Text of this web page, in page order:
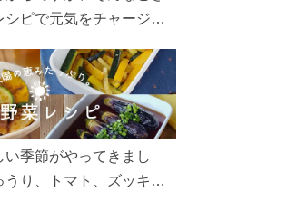
シピで元気をチャージ！
テを吹き飛ばしましょ
い季節がやってきまし
うり、トマト、ズッキー